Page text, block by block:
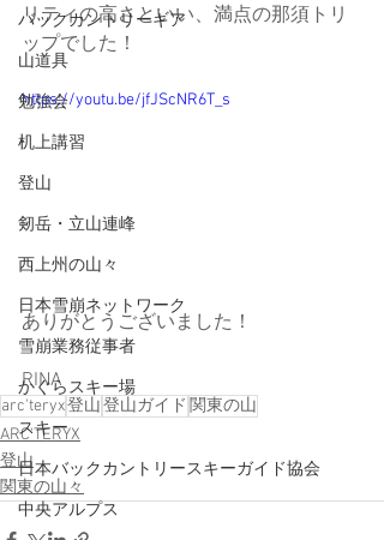
バックカントリーギア
山道具
勉強会
机上講習
登山
剱岳・立山連峰
西上州の山々
日本雪崩ネットワーク
雪崩業務従事者
かぐらスキー場
スキー
日本バックカントリースキーガイド協会
中央アルプス
リティの高さといい、満点の那須トリ
ップでした！
https://youtu.be/jfJScNR6T_s
ありがとうございました！
RINA
arc'teryx登山登山ガイド 関東の山
ARC'TERYX
登山
関東の山々